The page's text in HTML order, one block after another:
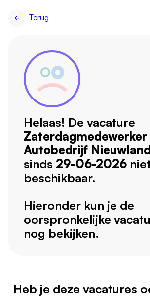
Terug
Helaas! De vacature
Zaterdagmedewerker
Autobedrijf Nieuwland
sinds 29-06-2026
beschikbaar.
Hieronder kun je de
oorspronkelijke
nog bekijken.
Heb je deze vacatures